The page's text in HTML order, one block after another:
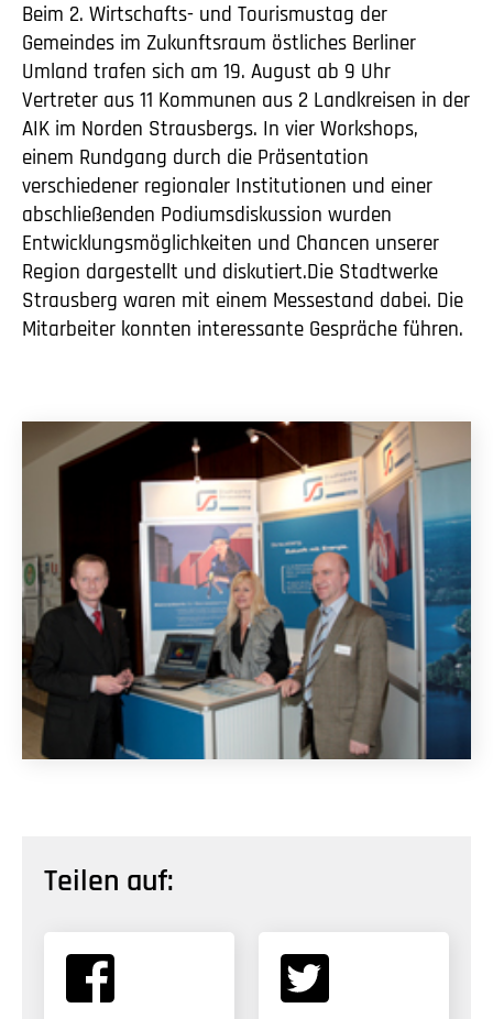
Beim 2. Wirtschafts- und Tourismustag der
Gemeindes im Zukunftsraum östliches Berliner
Umland trafen sich am 19. August ab 9 Uhr
Vertreter aus 11 Kommunen aus 2 Landkreisen in der
AIK im Norden Strausbergs. In vier Workshops,
einem Rundgang durch die Präsentation
verschiedener regionaler Institutionen und einer
abschließenden Podiumsdiskussion wurden
Entwicklungsmöglichkeiten und Chancen unserer
Region dargestellt und diskutiert.Die Stadtwerke
Strausberg waren mit einem Messestand dabei. Die
Mitarbeiter konnten interessante Gespräche führen.
Teilen auf: